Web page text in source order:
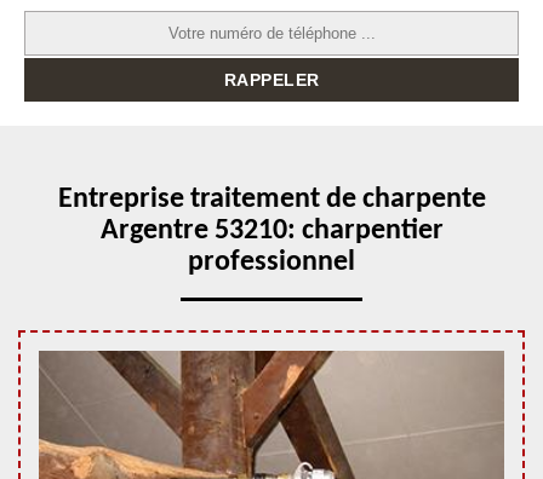
Entreprise traitement de charpente
Argentre 53210: charpentier
professionnel